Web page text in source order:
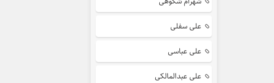
علی سفلی
علی عباسی
علی عبدالمالکی